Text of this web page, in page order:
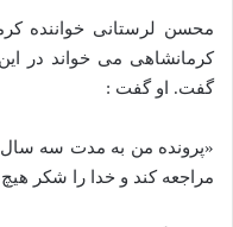
محسن لرستانی خواننده
کرمانشاهی می‌ خواند در
گفت. او گفت :
«پرونده من به مدت سه سال
مراجعه کند و خدا را شکر